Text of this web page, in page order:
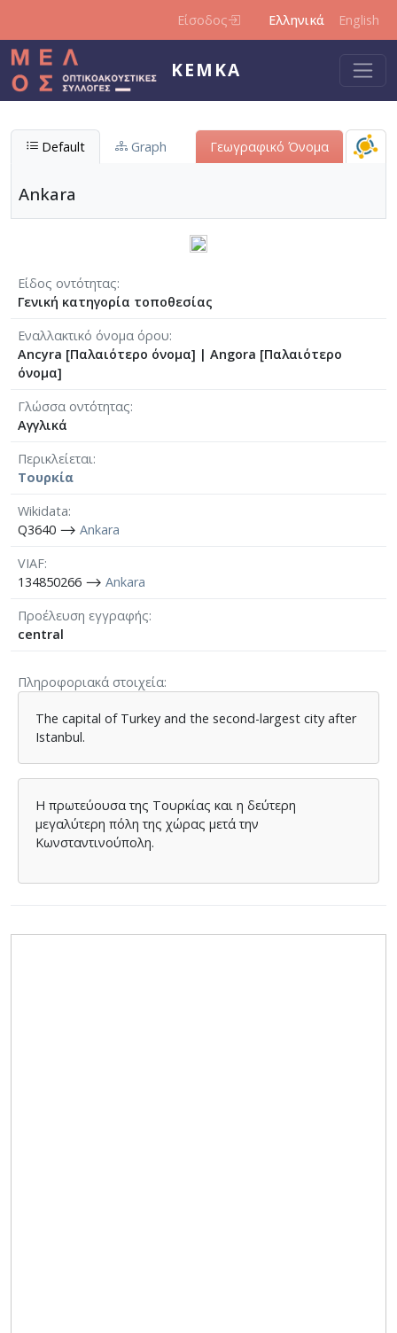
Είσοδος Ελληνικά English
ΚΕΜΚΑ
Default Graph Γεωγραφικό Όνομα
Ankara
Είδος οντότητας
Γενική κατηγορία τοποθεσίας
Εναλλακτικό όνομα όρου
Ancyra [Παλαιότερο όνομα] | Angora [Παλαιότερο
όνομα]
Γλώσσα οντότητας
Αγγλικά
Περικλείεται
Τουρκία
Wikidata
Q3640 ⟶ Ankara
VIAF
134850266 ⟶ Ankara
Προέλευση εγγραφής
central
Πληροφοριακά στοιχεία
The capital of Turkey and the second-largest city after
Istanbul.
Η πρωτεύουσα της Τουρκίας και η δεύτερη
μεγαλύτερη πόλη της χώρας μετά την
Κωνσταντινούπολη.